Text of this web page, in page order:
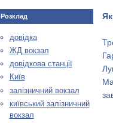
Розклад
довідка
ЖД вокзал
довідкова станції
Київ
залізничний вокзал
київський залізничний
вокзал